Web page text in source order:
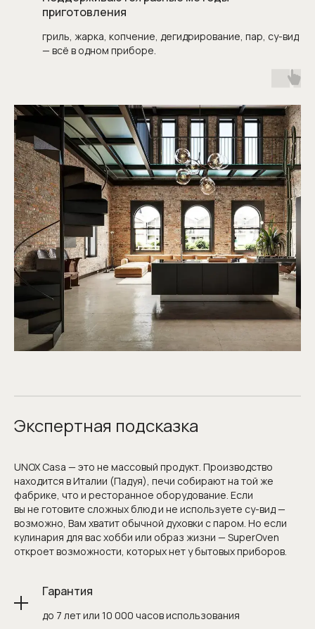
приготовления
гриль, жарка, копчение, дегидрирование, пар, су-вид
— всё в одном приборе.
Экспертная подсказка
UNOX Casa — это не массовый продукт. Производство
находится в Италии (Падуя), печи собирают на той же
фабрике, что и ресторанное оборудование. Если
вы не готовите сложных блюд и не используете су-вид —
возможно, Вам хватит обычной духовки с паром. Но если
кулинария для вас хобби или образ жизни — SuperOven
откроет возможности, которых нет у бытовых приборов.
Гарантия
до 7 лет или 10 000 часов использования
Запишитесь
на консультацию
или отправьте проект
Наша команда сделает расчёт
и проконсультирует вас по любым вопросам